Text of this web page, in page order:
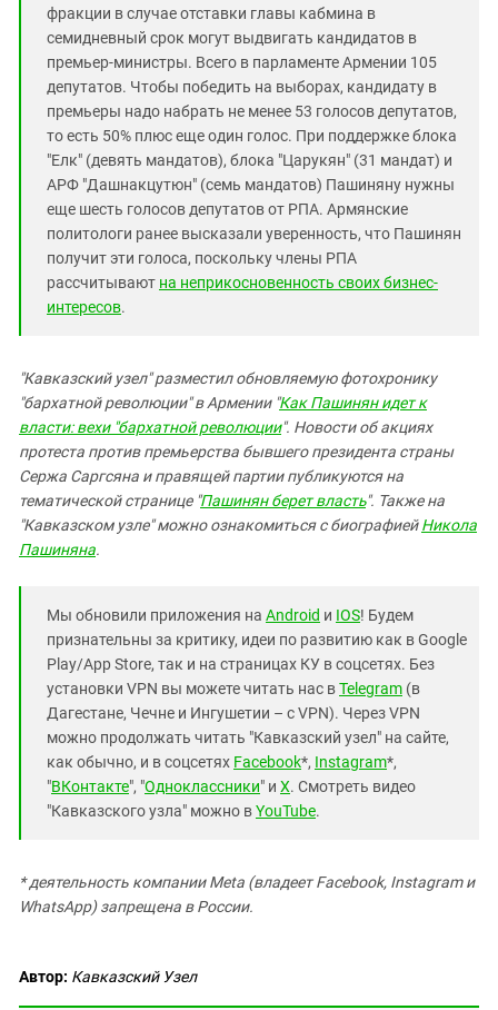
фракции в случае отставки главы кабмина в
семидневный срок могут выдвигать кандидатов в
премьер-министры. Всего в парламенте Армении 105
депутатов. Чтобы победить на выборах, кандидату в
премьеры надо набрать не менее 53 голосов депутатов,
то есть 50% плюс еще один голос. При поддержке блока
"Елк" (девять мандатов), блока "Царукян" (31 мандат) и
АРФ "Дашнакцутюн" (семь мандатов) Пашиняну нужны
еще шесть голосов депутатов от РПА. Армянские
политологи ранее высказали уверенность, что Пашинян
получит эти голоса, поскольку члены РПА
рассчитывают на неприкосновенность своих бизнес-
интересов.
"Кавказский узел" разместил обновляемую фотохронику
"бархатной революции" в Армении "Как Пашинян идет к
власти: вехи "бархатной революции". Новости об акциях
протеста против премьерства бывшего президента страны
Сержа Саргсяна и правящей партии публикуются на
тематической странице "Пашинян берет власть". Также на
"Кавказском узле" можно ознакомиться с биографиейНикола
Пашиняна.
Мы обновили приложения на Android и IOS! Будем
признательны за критику, идеи по развитию как в Google
Play/App Store, так и на страницах КУ в соцсетях. Без
установки VPN вы можете читать нас вTelegram (в
Дагестане, Чечне и Ингушетии – с VPN). Через VPN
можно продолжать читать "Кавказский узел" на сайте,
как обычно, и в соцсетях Facebook*, Instagram*,
"ВКонтакте", "Одноклассники" и X. Смотреть видео
"Кавказского узла" можно вYouTube.
* деятельность компании Meta (владеет Facebook, Instagram и
WhatsApp) запрещена в России.
Автор: Кавказский Узел